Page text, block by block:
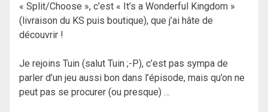
« Split/Choose », c’est « It’s a Wonderful Kingdom »
(livraison du KS puis boutique), que j’ai hâte de
découvrir !
Je rejoins Tuin (salut Tuin ;-P), c’est pas sympa de
parler d’un jeu aussi bon dans l’épisode, mais qu’on ne
peut pas se procurer (ou presque) …